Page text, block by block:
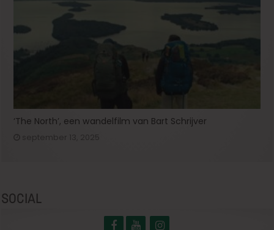
‘The North’, een wandelfilm van Bart Schrijver
september 13, 2025
SOCIAL